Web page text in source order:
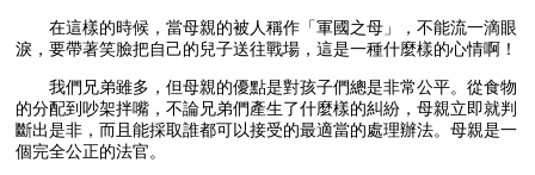
在這樣的時候，當母親的被人稱作「軍國之母」，不能流一滴眼
淚，要帶著笑臉把自己的兒子送往戰場，這是一種什麼樣的心情啊！
我們兄弟雖多，但母親的優點是對孩子們總是非常公平。從食物
的分配到吵架拌嘴，不論兄弟們產生了什麼樣的糾紛，母親立即就判
斷出是非，而且能採取誰都可以接受的最適當的處理辦法。母親是一
個完全公正的法官。